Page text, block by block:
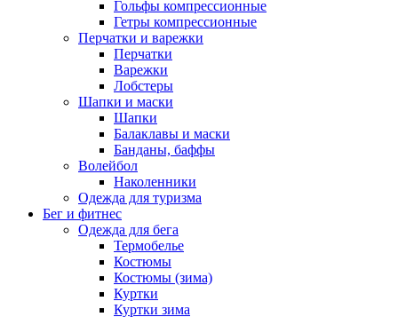
Гольфы компрессионные
Гетры компрессионные
Перчатки и варежки
Перчатки
Варежки
Лобстеры
Шапки и маски
Шапки
Балаклавы и маски
Банданы, баффы
Волейбол
Наколенники
Одежда для туризма
Бег и фитнес
Одежда для бега
Термобелье
Костюмы
Костюмы (зима)
Куртки
Куртки зима